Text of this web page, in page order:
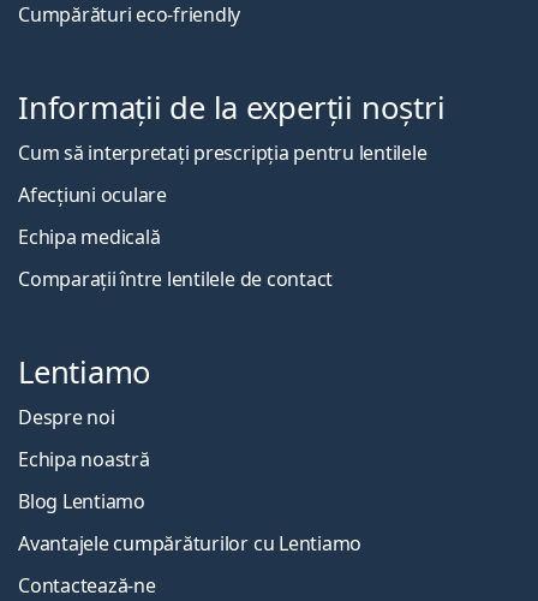
Cumpărături eco-friendly
Informații de la experții noștri
Cum să interpretați prescripția pentru lentilele
Afecțiuni oculare
Echipa medicală
Comparații între lentilele de contact
Lentiamo
Despre noi
Echipa noastră
Blog Lentiamo
Avantajele cumpărăturilor cu Lentiamo
Contactează-ne